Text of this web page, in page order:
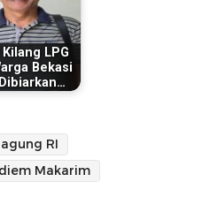
Kilang LPG
Bekasi
RI
Makarim